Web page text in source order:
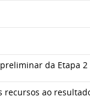
da Etapa 2
recursos ao